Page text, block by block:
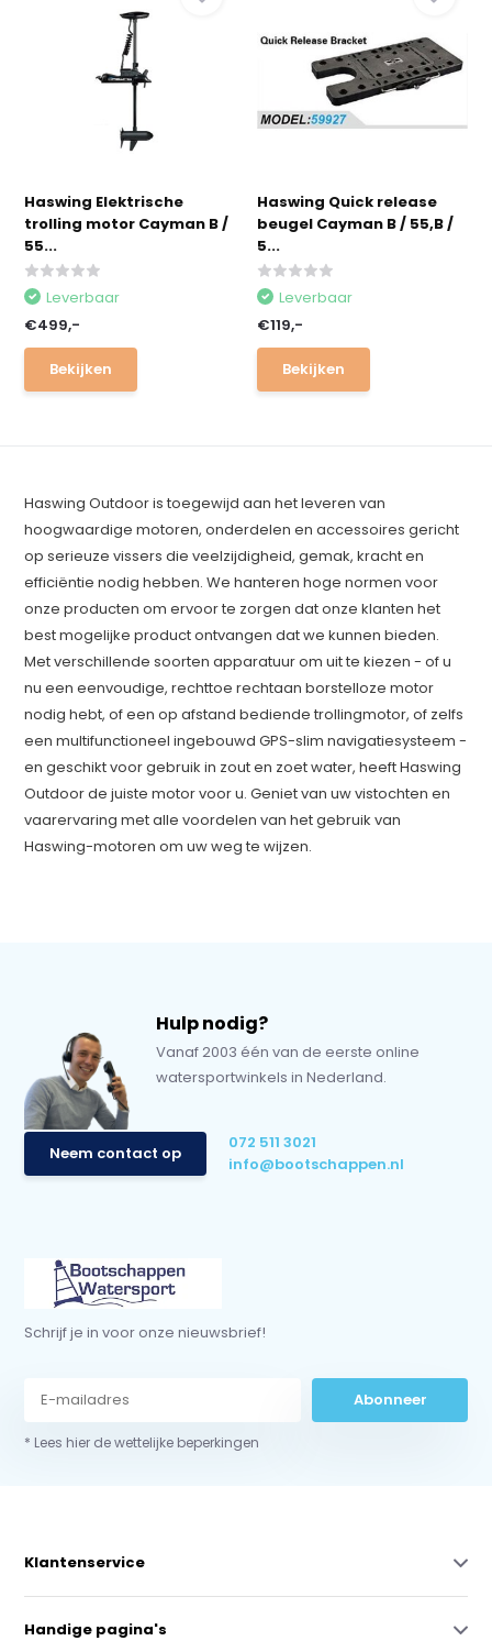
Haswing Elektrische
trolling motor Cayman B /
55...
Leverbaar
€499,-
Bekijken
Haswing Quick release
beugel Cayman B / 55,B /
5...
Leverbaar
€119,-
Bekijken
Haswing Outdoor is toegewijd aan het leveren van
hoogwaardige motoren, onderdelen en accessoires gericht
op serieuze vissers die veelzijdigheid, gemak, kracht en
efficiëntie nodig hebben. We hanteren hoge normen voor
onze producten om ervoor te zorgen dat onze klanten het
best mogelijke product ontvangen dat we kunnen bieden.
Met verschillende soorten apparatuur om uit te kiezen - of u
nu een eenvoudige, rechttoe rechtaan borstelloze motor
nodig hebt, of een op afstand bediende trollingmotor, of zelfs
een multifunctioneel ingebouwd GPS-slim navigatiesysteem -
en geschikt voor gebruik in zout en zoet water, heeft Haswing
Outdoor de juiste motor voor u. Geniet van uw vistochten en
vaarervaring met alle voordelen van het gebruik van
Haswing-motoren om uw weg te wijzen.
Hulp nodig?
Vanaf 2003 één van de eerste online
watersportwinkels in Nederland.
Neem contact op
072 511 3021
info@bootschappen.nl
Schrijf je in voor onze nieuwsbrief!
Abonneer
* Lees hier de wettelijke beperkingen
Klantenservice
Handige pagina's